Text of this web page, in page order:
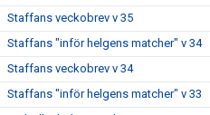
Staffans veckobrev v 35
Staffans "inför helgens matcher" v 34
Staffans veckobrev v 34
Staffans "inför helgens matcher" v 33